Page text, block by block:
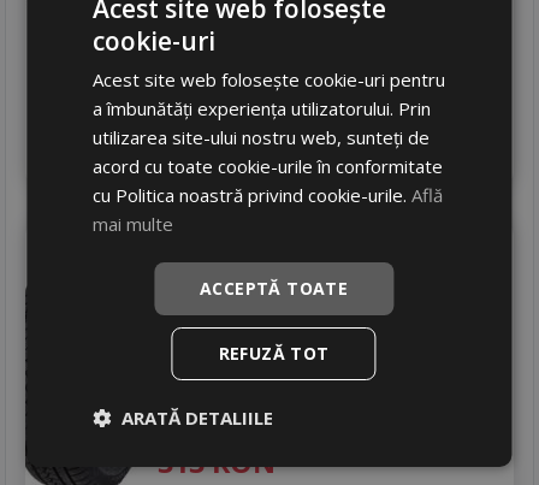
788 RON 21%
livrare 24/48 ore
Stoc magazin
4 Adauga in cos
215/60 R16 99H
Turisme
Consum E
Aderenta
Zgomot B
313RON
Acest site web folosește
cookie-uri
Acest site web folosește cookie-uri pentru
a îmbunătăți experiența utilizatorului. Prin
utilizarea site-ului nostru web, sunteți de
acord cu toate cookie-urile în conformitate
cu Politica noastră privind cookie-urile.Află
mai multe
ACCEPTĂ TOATE
REFUZĂ TOT
ARATĂ DETALIILE